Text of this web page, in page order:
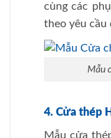
cùng các
theo yêu cầu
Mẫu
4. Cửa thép
Mẫu cửa